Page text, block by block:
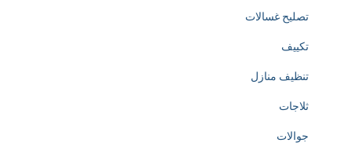
a
e
d
تصليح غسالات
تكييف
تنظيف منازل
ثلاجات
جوالات